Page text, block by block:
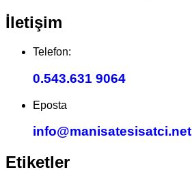
İletişim
Telefon:
0.543.631 9064
Eposta
info@manisatesisatci.net
Etiketler